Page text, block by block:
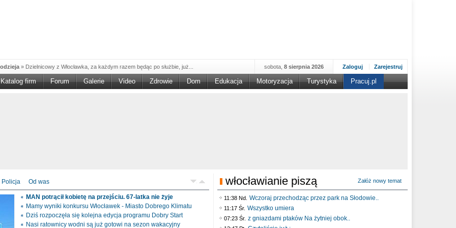
» Dzielnicowy z Włocławka, za każdym razem będąc po służbie, już...
w NGO'»Ruszył nabór w konkursie „Wsparcie Organizacji Wolontariatu w NGO –
» Od czerwca rozpoczął się nowy okres świadczeniowy 800 plus, który
» Policjanci ruchu drogowego przeprowadzili na drogach Włocławka i
Zaloguj Zarejestruj
sobota, 8 sierpnia 2026
Katalog firm Forum Galerie Video Zdrowie Dom Edukacja Motoryzacja Turystyka Pracuj.pl
Policja Od was
MAN potrącił kobietę na przejściu. 67-latka nie żyje
Mamy wyniki konkursu Włocławek - Miasto Dobrego Klimatu
Dziś rozpoczęła się kolejna edycja programu Dobry Start
Nasi ratownicy wodni są już gotowi na sezon wakacyjny
włocławianie piszą Załóż nowy temat
11:38 Nd. Wczoraj przechodząc przez park na Słodowie..
11:17 Śr. Wszystko umiera
07:23 Śr. z gniazdami ptaków Na żytniej obok..